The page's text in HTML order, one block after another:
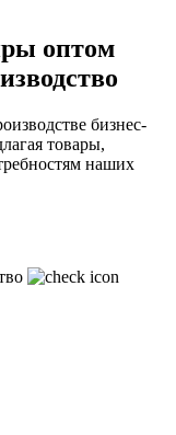
оптом
бизнес-
товары,
наших